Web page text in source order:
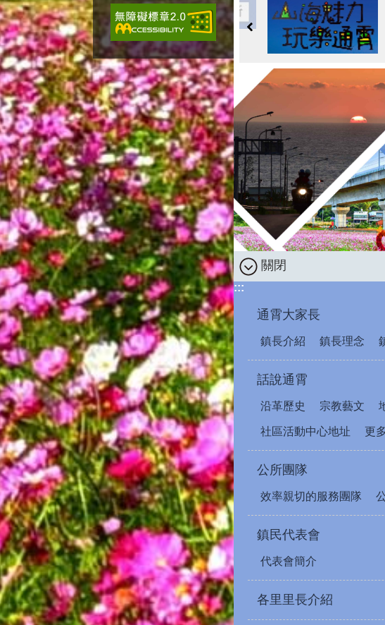
關閉
:::
通霄大家長
鎮長介紹 鎮長理念
話說通霄
沿革歷史 宗教藝文
社區活動中心地址 更
公所團隊
效率親切的服務團隊
鎮民代表會
代表會簡介
各里里長介紹